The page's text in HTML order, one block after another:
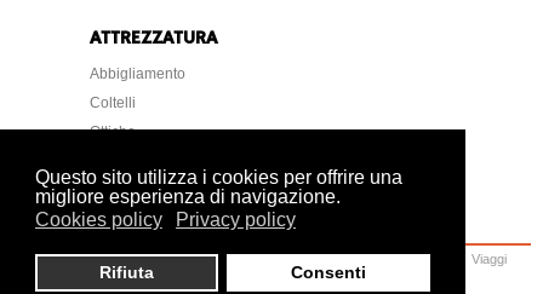
Questo sito utilizza i cookies per offrire una
migliore esperienza di navigazione.
Cookies policy
Privacy policy
Rifiuta Consenti
ATTREZZATURA
Abbigliamento
Coltelli
Ottiche
Home Caccia Armi Attrezzatura Cani Normative Lettere Foto Arte
Viaggi